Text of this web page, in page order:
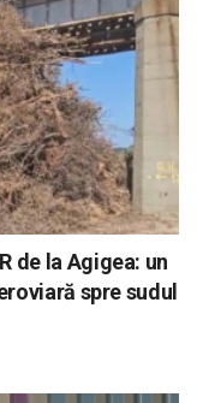
de la Agigea: un
spre sudul